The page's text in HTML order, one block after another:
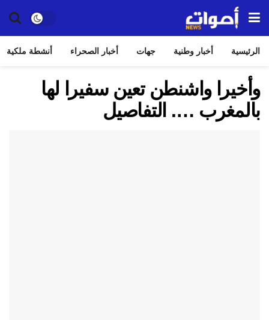
الرئيسية أخبار وطنية جهات أخبار الصحراء أنشطة ملكية
وأخيرا واشنطن تعين سفيرا لها
بالمغرب …. التفاصيل